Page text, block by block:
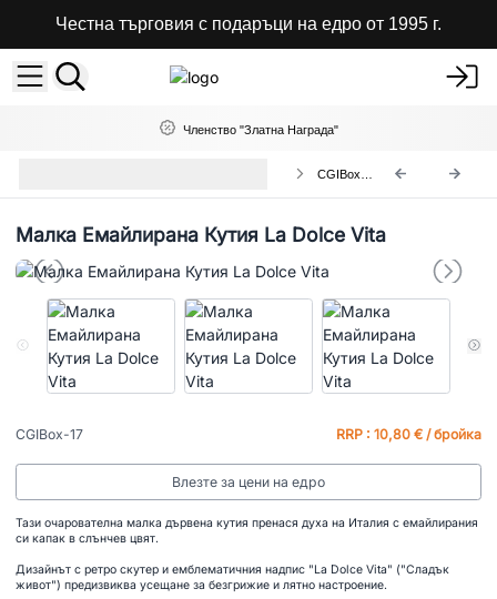
Честна търговия с подаръци на едро от 1995 г.
Членство "Златна Награда"
Малка Емайлирана Кутия La Dolce Vita
CGIBox-17 RRP : 10,80 € / бройка
Влезте за цени на едро
Тази очарователна малка дървена кутия пренася духа на Италия с емайлирания
си капак в слънчев цвят.
Дизайнът с ретро скутер и емблематичния надпис "La Dolce Vita" ("Сладък
живот") предизвиква усещане за безгрижие и лятно настроение.